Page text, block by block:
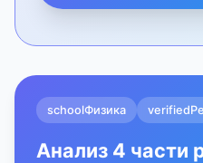
schoolФизика verified
Анализ 4 части